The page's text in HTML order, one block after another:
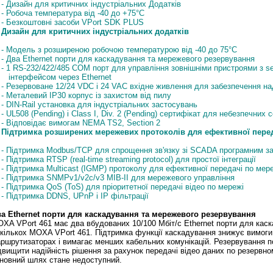
- Дизайн для критичних індустріальних Додатків
- Робоча температура від -40 до +75°С
- Безкоштовні засоби VPort SDK PLUS
Дизайн для критичних індустріальних додатків
- Модель з розширеною робочою температурою від -40 до 75°С
- Два Ethernet порти для каскадування та мережевого резервування
- 1 RS-232/422/485 COM порт для управління зовнішніми пристроями з
інтерфейсом через Ethernet
- Резервоване 12/24 VDC і 24 VAC вхідне живлення для забезпечення
- Металевий IP30 корпус із захистом від пилу
- DIN-Rail установка для індустріальних застосувань
- UL508 (Pending) і Class I, Div. 2 (Pending) сертифікат для небезпечних
- Відповідає вимогам NEMA TS2, Section 2
Підтримка розширених мережевих протоколів для ефективної
- Підтримка Modbus/TCP для спрощення зв'язку зі SCADA програмним
- Підтримка RTSP (real-time streaming protocol) для простої інтеграції
- Підтримка Multicast (IGMP) протоколу для ефективної передачі по
- Підтримка SNMPv1/v2c/v3 MIB-II для мережевого управління
- Підтримка QoS (ToS) для пріоритетної передачі відео по мережі
- Підтримка DDNS, UPnP і IP фільтрації
Ethernet порти для каскадування та мережевого резервування
VPort 461 має два вбудованих 10/100 Мбіт/с Ethernet порти для
MOXA VPort 461. Підтримка функції каскадування знижує
і вимагає менших кабельних комунікацій. Резервування
надійність рішення за рахунок передачі відео даних по
шлях стане недоступний.